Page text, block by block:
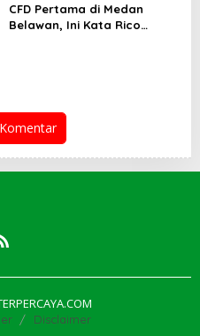
CFD Pertama di Medan
Belawan, Ini Kata Rico
Disclaimer